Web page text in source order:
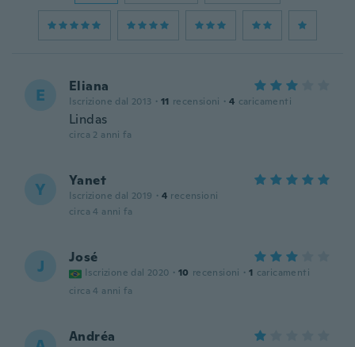
E Eliana
Iscrizione dal 2013 · 11 recensioni · 4 caricamenti
Lindas
circa 2 anni fa
Y Yanet
Iscrizione dal 2019 · 4 recensioni
circa 4 anni fa
J José
Iscrizione dal 2020 · 10 recensioni · 1 caricamenti
circa 4 anni fa
Andréa